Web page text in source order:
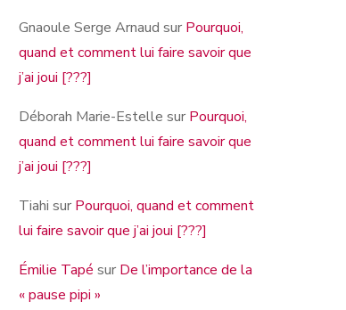
Gnaoule Serge Arnaud sur Pourquoi,
quand et comment lui faire savoir que
j’ai joui [???]
Déborah Marie-Estelle sur Pourquoi,
quand et comment lui faire savoir que
j’ai joui [???]
Tiahi sur Pourquoi, quand et comment
lui faire savoir que j’ai joui [???]
Émilie Tapé sur De l’importance de la
« pause pipi »